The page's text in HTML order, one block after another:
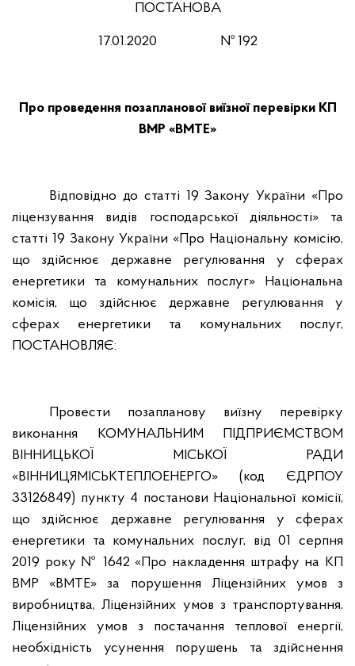
ПОСТАНОВА
17.01.2020 № 192
Про проведення позапланової виїзної перевірки КП
ВМР «ВМТЕ»
Відповідно до статті 19 Закону України «Про
ліцензування видів господарської діяльності» та
статті 19 Закону України «Про Національну комісію,
що здійснює державне регулювання у сферах
енергетики та комунальних послуг» Національна
комісія, що здійснює державне регулювання у
сферах енергетики та комунальних послуг,
ПОСТАНОВЛЯЄ:
Провести позапланову виїзну перевірку
виконання КОМУНАЛЬНИМ ПІДПРИЄМСТВОМ
ВІННИЦЬКОЇ МІСЬКОЇ РАДИ
«ВІННИЦЯМІСЬКТЕПЛОЕНЕРГО» (код ЄДРПОУ
33126849) пункту 4 постанови Національної комісії,
що здійснює державне регулювання у сферах
енергетики та комунальних послуг, від 01 серпня
2019 року № 1642 «Про накладення штрафу на КП
ВМР «ВМТЕ» за порушення Ліцензійних умов з
виробництва, Ліцензійних умов з транспортування,
Ліцензійних умов з постачання теплової енергії,
необхідність усунення порушень та здійснення